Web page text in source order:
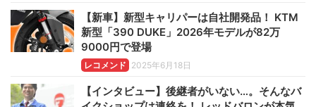
【新車】新型キャリパーは自社開発品！ KTM
新型「390 DUKE」2026年モデルが82万
9000円で登場
レコメンド 2025年6月18日
【インタビュー】後継者がいない…。そんなバ